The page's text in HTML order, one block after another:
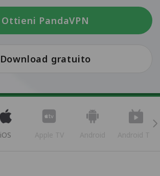
Ottieni PandaVPN
Download gratuito
iOS Apple TV Android Android TV